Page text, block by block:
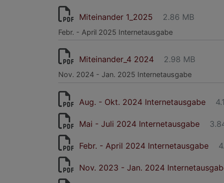
Miteinander 1_2025 2.86 MB
Febr. - April 2025 Internetausgabe
Miteinander_4 2024 2.98 MB
Nov. 2024 - Jan. 2025 Internetausgabe
Aug. - Okt. 2024 Internetausgabe
Mai - Juli 2024 Internetausgabe
Febr. - April 2024 Internetausgabe
Nov. 2023 - Jan. 2024